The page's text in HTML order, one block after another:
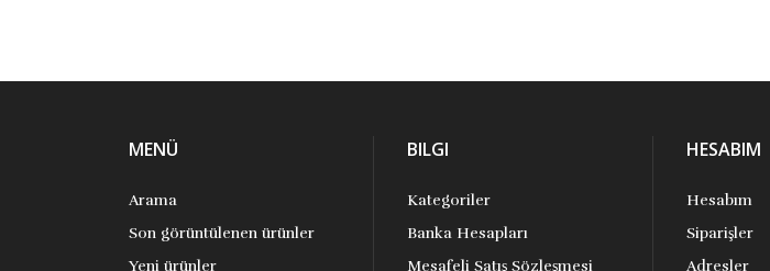
MENÜ
Arama
Son görüntülenen ürünler
Yeni ürünler
BILGI
Kategoriler
Banka Hesapları
Mesafeli Satış Sözleşmesi
HESABIM
Hesabım
Siparişler
Adresler